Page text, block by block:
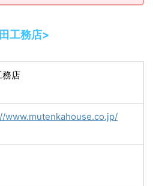
工務店>
務店
www.mutenkahouse.co.jp/